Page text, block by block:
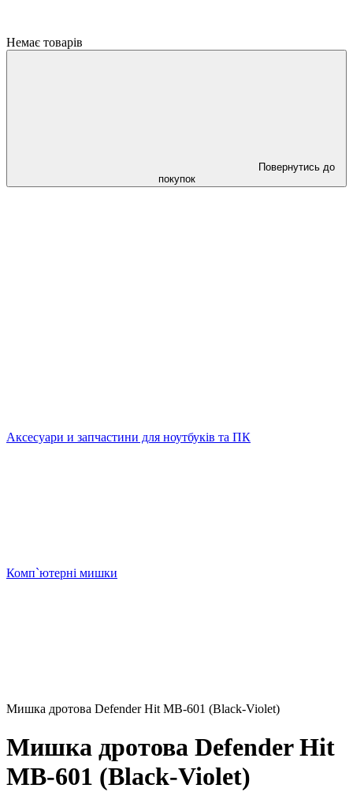
Немає товарів
Повернутись до
покупок
Аксесуари и запчастини для ноутбуків та ПК
Комп`ютерні мишки
Мишка дротова Defender Hit MB-601 (Black-Violet)
Мишка дротова Defender Hit
MB-601 (Black-Violet)